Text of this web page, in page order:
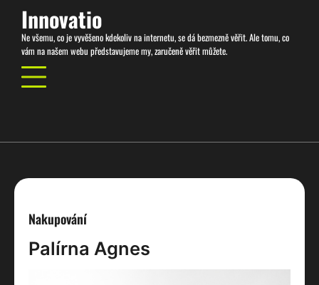
content
Innovatio
Ne všemu, co je vyvěšeno kdekoliv na internetu, se dá bezmezně věřit. Ale tomu, co
vám na našem webu představujeme my, zaručeně věřit můžete.
Nakupování
Palírna Agnes